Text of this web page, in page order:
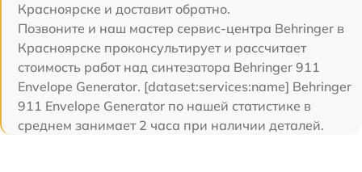
Красноярске и доставит обратно.
Позвоните и наш мастер сервис-центра Behringer в
Красноярске проконсультирует и рассчитает
стоимость работ над синтезатора Behringer 911
Envelope Generator. [dataset:services:name] Behringer
911 Envelope Generator по нашей статистике в
среднем занимает 2 часа при наличии деталей.